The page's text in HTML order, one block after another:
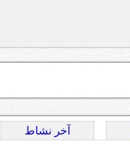
آخر نشاط